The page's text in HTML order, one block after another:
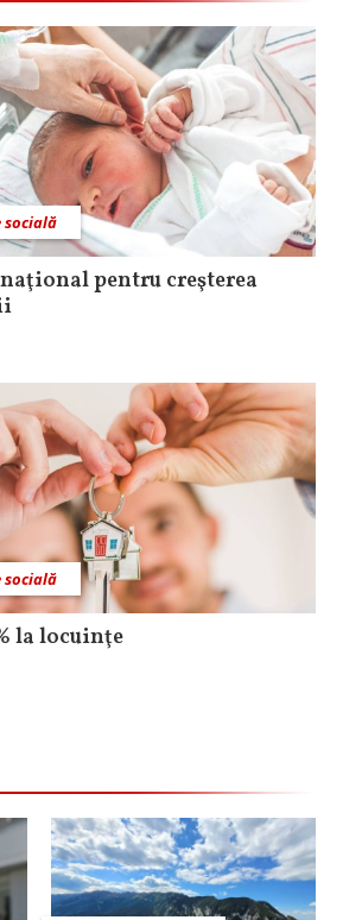
pentru creşterea
la locuinţe